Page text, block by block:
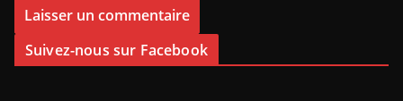
Suivez-nous sur Facebook